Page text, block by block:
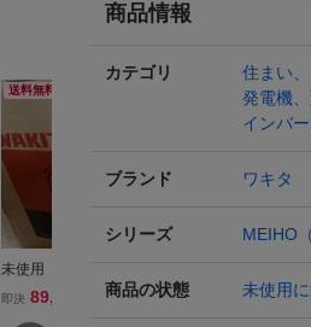
送料無料
未使用 インバーター発
電機 HPG-1600i2 WAKIT
即決 89,900
O インバーター発
82,500円
商品情報
カテゴリ 住まい
発電機
インバ
ブランド ワキタ
シリーズ MEIHO
商品の状態 未使用